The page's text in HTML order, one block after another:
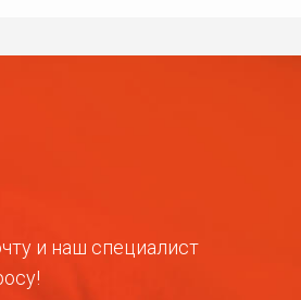
и наш специалист